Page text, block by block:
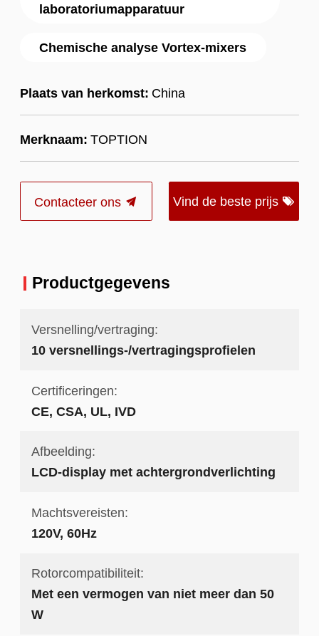
laboratoriumapparatuur
Chemische analyse Vortex-mixers
Plaats van herkomst: China
Merknaam: TOPTION
Contacteer ons Vind de beste prijs
Productgegevens
Versnelling/vertraging:
10 versnellings-/vertragingsprofielen
Certificeringen:
CE, CSA, UL, IVD
Afbeelding:
LCD-display met achtergrondverlichting
Machtsvereisten:
120V, 60Hz
Rotorcompatibiliteit:
Met een vermogen van niet meer dan 50
W